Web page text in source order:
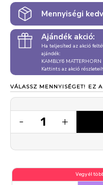
Mennyiségi
Ajándék akció:
Ha teljesíted az akció
ajándék:
KAMBLY6
Kattints az akció
VÁLASSZ MENNYISÉGET! EZ
- 1 +
Vegyél